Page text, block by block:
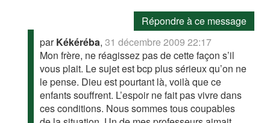
Répondre à ce message
parKékéréba,31 décembre 2009 22:17
Mon frère, ne réagissez pas de cette façon s’il
vous plait. Le sujet est bcp plus sérieux qu’on ne
le pense. Dieu est pourtant là, voilà que ce
enfants souffrent. L’espoir ne fait pas vivre dans
ces conditions. Nous sommes tous coupables